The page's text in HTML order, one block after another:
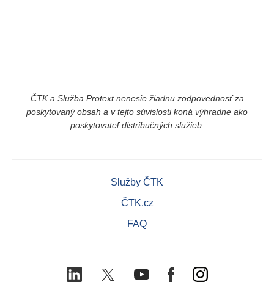
ČTK a Služba Protext nenesie žiadnu zodpovednosť za
poskytovaný obsah a v tejto súvislosti koná výhradne ako
poskytovateľ distribučných služieb.
Služby ČTK
ČTK.cz
FAQ
LinkedIn YoutubeFacebookInstagram